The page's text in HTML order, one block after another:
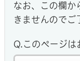
なお、この欄か
きませんのでご
Q.このページは